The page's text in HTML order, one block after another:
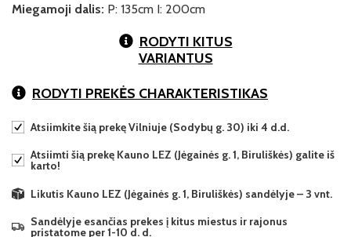
Miegamoji dalis: P: 135cm I: 200cm
RODYTI KITUS
VARIANTUS
RODYTI PREKĖS CHARAKTERISTIKAS
Atsiimkite šią prekę Vilniuje (Sodybų g. 30) iki 4 d.d.
Atsiimti šią prekę Kauno LEZ (Jėgainės g. 1, Biruliškės) galite iš
karto!
Likutis Kauno LEZ (Jėgainės g. 1, Biruliškės) sandėlyje – 3 vnt.
Sandėlyje esančias prekes į kitus miestus ir rajonus
pristatome per 1-10 d. d.